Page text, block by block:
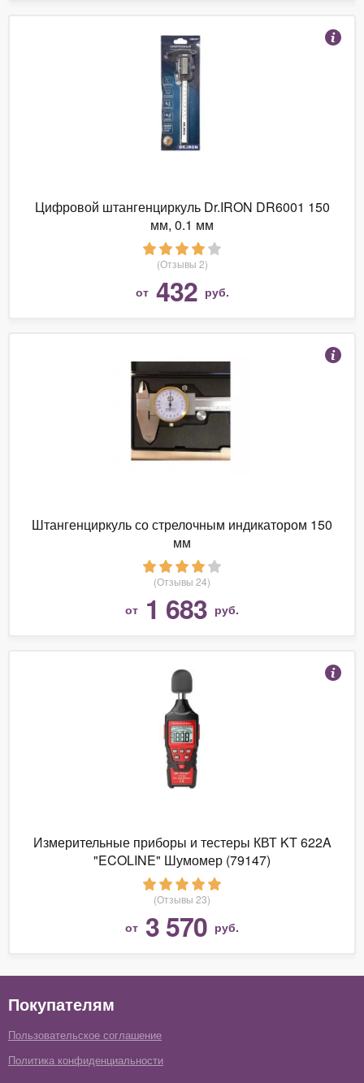
Цифровой штангенциркуль Dr.IRON DR6001 150
мм, 0.1 мм
(Отзывы 2)
от 432 руб.
Штангенциркуль со стрелочным индикатором 150
мм
(Отзывы 24)
от 1 683 руб.
Измерительные приборы и тестеры КВТ KT 622A
"ECOLINE" Шумомер (79147)
(Отзывы 23)
от 3 570 руб.
Покупателям
Пользовательское соглашение
Политика конфиденциальности